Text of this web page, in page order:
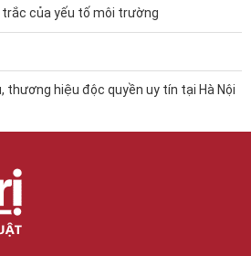
của yếu tố môi trường
thương hiệu độc quyền uy tín tại Hà Nội